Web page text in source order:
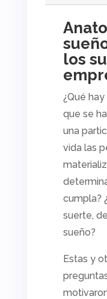
los
¿Qué
que se
una
vida las
cumpla?
suerte,
sueño?
Estas y